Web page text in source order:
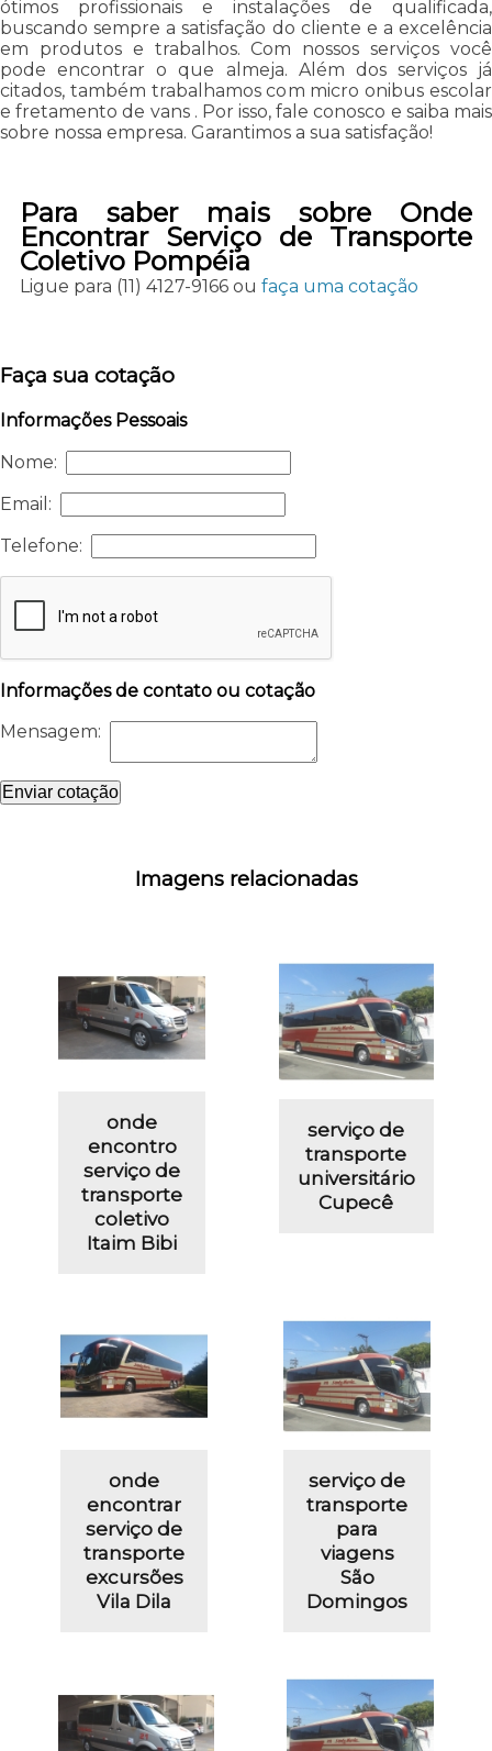
ótimos profissionais e instalações de qualificada,
buscando sempre a satisfação do cliente e a excelência
em produtos e trabalhos. Com nossos serviços você
pode encontrar o que almeja. Além dos serviços já
citados, também trabalhamos com micro onibus escolar
e fretamento de vans . Por isso, fale conosco e saiba mais
sobre nossa empresa. Garantimos a sua satisfação!
Para saber mais sobre Onde
Encontrar Serviço de Transporte
Coletivo Pompéia
Ligue para (11) 4127-9166ou faça uma cotação
Faça sua cotação
Informações Pessoais
Nome:
Email:
Telefone:
Informações de contato ou cotação
Mensagem:
Enviar cotação
Imagens relacionadas
onde
encontro
serviço de
transporte
coletivo
Itaim Bibi
serviço de
transporte
universitário
Cupecê
onde
encontrar
serviço de
transporte
excursões
Vila Dila
serviço de
transporte
para
viagens
São
Domingos